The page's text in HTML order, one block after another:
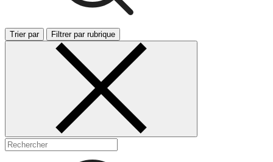
Trier par Filtrer par rubrique